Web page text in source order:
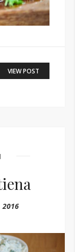
VIEW POST
2016